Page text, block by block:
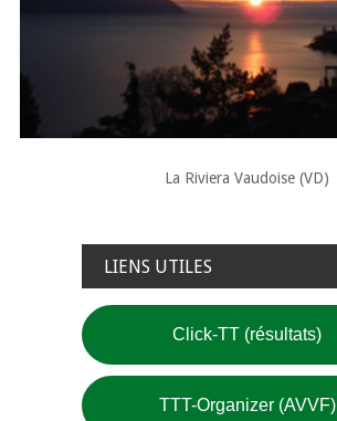
La Riviera Vaudoise (VD)
LIENS UTILES
Click-TT (résultats)
TTT-Organizer (AVVF)